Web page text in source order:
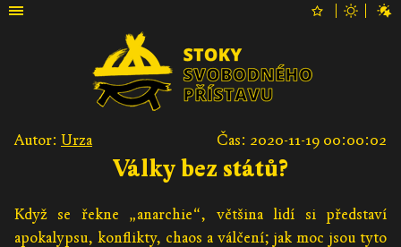
Autor: Urza Čas: 2020-11-19 00:00:02
Války bez států?
Když se řekne „anarchie“, většina lidí si představí
apokalypsu, konflikty, chaos a válčení; jak moc jsou tyto